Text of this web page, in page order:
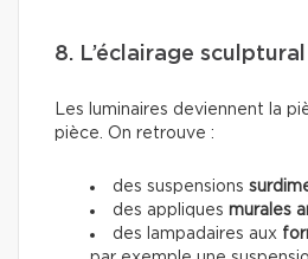
8. L’éclairage
Les luminaires deviennent la
pièce. On retrouve :
des suspensions
des appliques murales
des lampadaires aux